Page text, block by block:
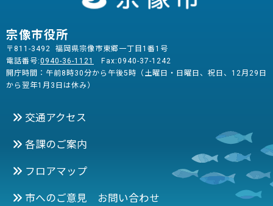
宗像市役所
〒811-3492 福岡県宗像市東郷一丁目1番1号
電話番号:0940-36-1121
Fax:0940-37-1242
開庁時間：午前8時30分から午後5時（土曜日・日曜日、祝日、12月29日
から翌年1月3日は休み）
交通アクセス
各課のご案内
フロアマップ
市へのご意見 お問い合わせ